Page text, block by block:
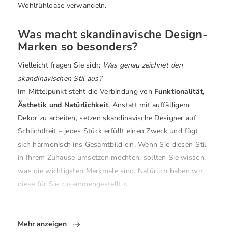
Wohlfühloase verwandeln.
Was macht skandinavische Design-
Marken so besonders?
Vielleicht fragen Sie sich: Was genau zeichnet den
skandinavischen Stil aus?
Im Mittelpunkt steht die Verbindung von Funktionalität,
Ästhetik und Natürlichkeit. Anstatt mit auffälligem
Dekor zu arbeiten, setzen skandinavische Designer auf
Schlichtheit – jedes Stück erfüllt einen Zweck und fügt
sich harmonisch ins Gesamtbild ein. Wenn Sie diesen Stil
in Ihrem Zuhause umsetzen möchten, sollten Sie wissen,
was die wichtigsten Merkmale sind. Natürlich haben wir
diese für Sie zusammengestellt.<
Mehr anzeigen